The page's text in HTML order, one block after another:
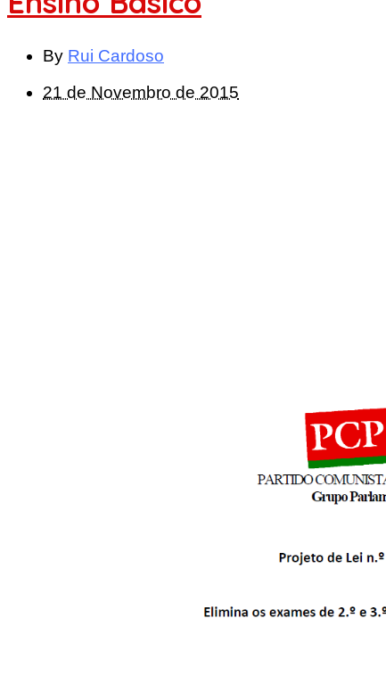
By Rui Cardoso
21 de Novembro de 2015